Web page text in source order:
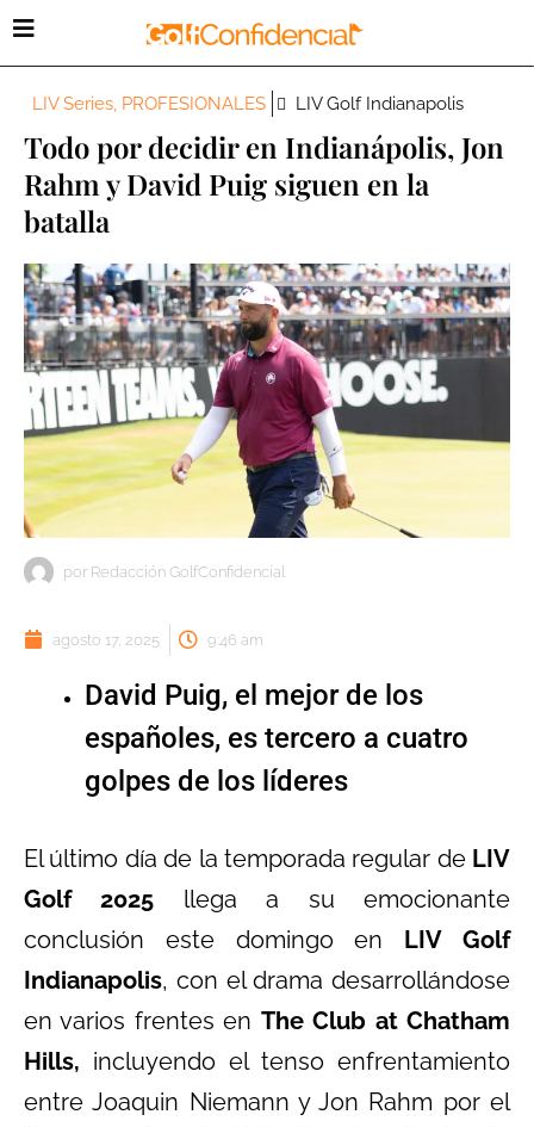
LIV Series, PROFESIONALES LIV Golf Indianapolis
Todo por decidir en Indianápolis, Jon
Rahm y David Puig siguen en la
batalla
por Redacción GolfConfidencial
agosto 17, 2025 9:46 am
David Puig, el mejor de los
españoles, es tercero a cuatro
golpes de los líderes
El último día de la temporada regular de LIV
Golf 2025 llega a su emocionante
conclusión este domingo en LIV Golf
Indianapolis, con el drama desarrollándose
en varios frentes en The Club at Chatham
Hills, incluyendo el tenso enfrentamiento
entre Joaquin Niemann y Jon Rahm por el